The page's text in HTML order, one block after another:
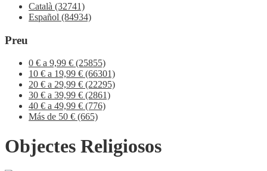
Català (32741)
Español (84934)
Preu
0 € a 9,99 € (25855)
10 € a 19,99 € (66301)
20 € a 29,99 € (22295)
30 € a 39,99 € (2861)
40 € a 49,99 € (776)
Más de 50 € (665)
Objectes Religiosos